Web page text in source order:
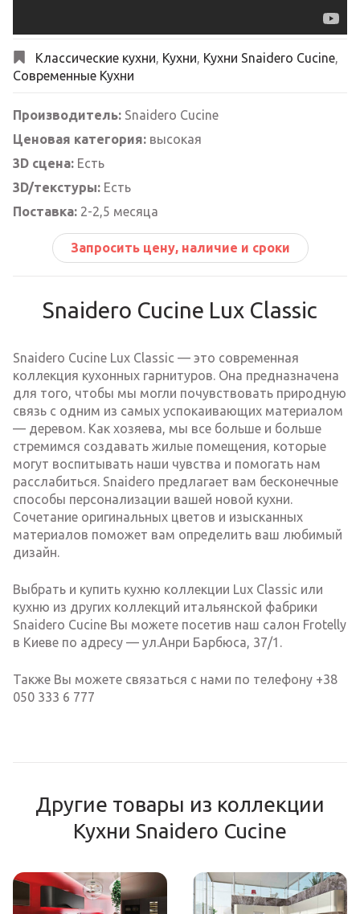
Классические кухни, Кухни, Кухни Snaidero Cucine,
Современные Кухни
Производитель: Snaidero Cucine
Ценовая категория: высокая
3D сцена: Есть
3D/текстуры: Есть
Поставка: 2-2,5 месяца
Запросить цену, наличие и сроки
Snaidero Cucine Lux Classic
Snaidero Cucine Lux Classic — это современная
коллекция кухонных гарнитуров. Она предназначена
для того, чтобы мы могли почувствовать природную
связь с одним из самых успокаивающих материалом
— деревом. Как хозяева, мы все больше и больше
стремимся создавать жилые помещения, которые
могут воспитывать наши чувства и помогать нам
расслабиться. Snaidero предлагает вам бесконечные
способы персонализации вашей новой кухни.
Сочетание оригинальных цветов и изысканных
материалов поможет вам определить ваш любимый
дизайн.
Выбрать и купить кухню коллекции Lux Classic или
кухню из других коллекций итальянской фабрики
Snaidero Cucine Вы можете посетив наш салон Frotelly
в Киеве по адресу — ул.Анри Барбюса, 37/1.
Также Вы можете связаться с нами по телефону +38
050 333 6 777
Другие товары из коллекции
Кухни Snaidero Cucine